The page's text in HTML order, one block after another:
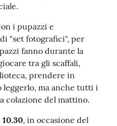
i pupazzi e
"set fotografici", per
fanno durante la
tra gli scaffali,
prendere in
ma anche tutti i
colazione del mattino.
, in occasione del